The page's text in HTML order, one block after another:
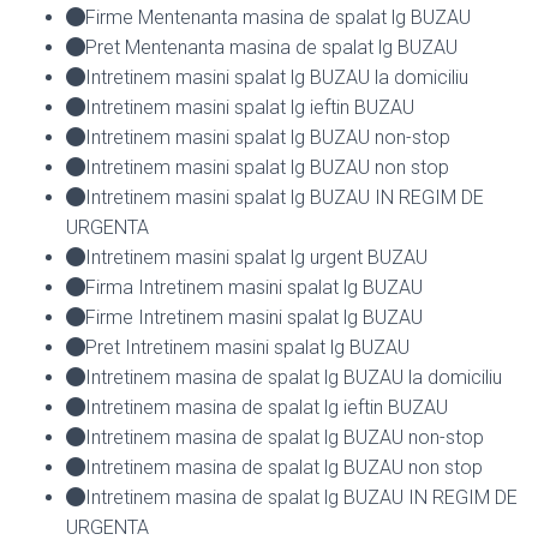
Firme Mentenanta masina de spalat lg BUZAU
Pret Mentenanta masina de spalat lg BUZAU
Intretinem masini spalat lg BUZAU la domiciliu
Intretinem masini spalat lg ieftin BUZAU
Intretinem masini spalat lg BUZAU non-stop
Intretinem masini spalat lg BUZAU non stop
Intretinem masini spalat lg BUZAU IN REGIM DE
URGENTA
Intretinem masini spalat lg urgent BUZAU
Firma Intretinem masini spalat lg BUZAU
Firme Intretinem masini spalat lg BUZAU
Pret Intretinem masini spalat lg BUZAU
Intretinem masina de spalat lg BUZAU la domiciliu
Intretinem masina de spalat lg ieftin BUZAU
Intretinem masina de spalat lg BUZAU non-stop
Intretinem masina de spalat lg BUZAU non stop
Intretinem masina de spalat lg BUZAU IN REGIM DE
URGENTA